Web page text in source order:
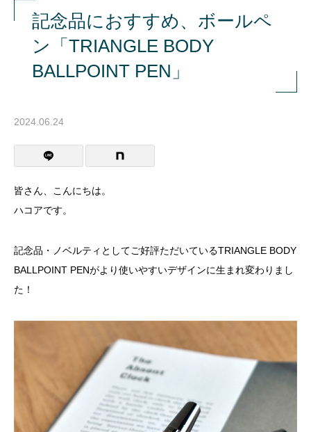
記念品におすすめ、ボールペ
ン「TRIANGLE BODY
BALLPOINT PEN」
2024.06.24
皆さん、こんにちは。
ハコアです。
記念品・ノベルティとしてご好評ただいているTRIANGLE BODY
BALLPOINT PENがより使いやすいデザインに生まれ変わりまし
た！